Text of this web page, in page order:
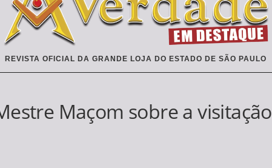
REVISTA OFICIAL DA GRANDE LOJA DO ESTADO DE SÃO PAULO
Maçom sobre a visitação